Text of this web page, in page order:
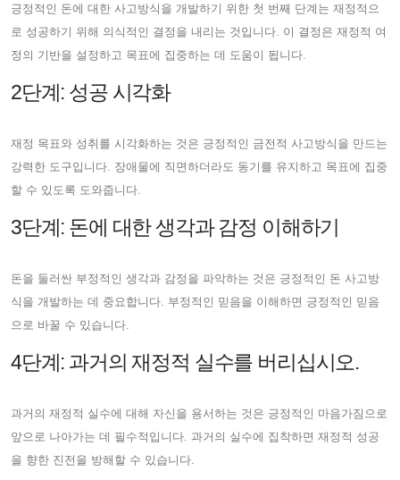
긍정적인 돈에 대한 사고방식을 개발하기 위한 첫 번째 단계는 재정적으
로 성공하기 위해 의식적인 결정을 내리는 것입니다. 이 결정은 재정적 여
정의 기반을 설정하고 목표에 집중하는 데 도움이 됩니다.
2단계: 성공 시각화
재정 목표와 성취를 시각화하는 것은 긍정적인 금전적 사고방식을 만드는
강력한 도구입니다. 장애물에 직면하더라도 동기를 유지하고 목표에 집중
할 수 있도록 도와줍니다.
3단계: 돈에 대한 생각과 감정 이해하기
돈을 둘러싼 부정적인 생각과 감정을 파악하는 것은 긍정적인 돈 사고방
식을 개발하는 데 중요합니다. 부정적인 믿음을 이해하면 긍정적인 믿음
으로 바꿀 수 있습니다.
4단계: 과거의 재정적 실수를 버리십시오.
과거의 재정적 실수에 대해 자신을 용서하는 것은 긍정적인 마음가짐으로
앞으로 나아가는 데 필수적입니다. 과거의 실수에 집착하면 재정적 성공
을 향한 진전을 방해할 수 있습니다.